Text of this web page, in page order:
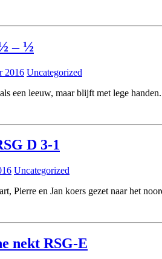
– ½
2016 Uncategorized
een leeuw, maar blijft met lege
D 3-1
Uncategorized
Pierre en Jan koers gezet naar het
nekt RSG-E